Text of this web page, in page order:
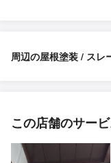
周辺の屋根塗装 / スレ
この店舗のサー